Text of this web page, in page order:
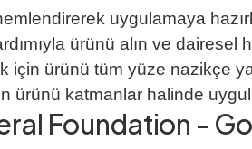
uygulamaya
ürünü alın ve
için ürünü tüm yüze nazikçe
ürünü katmanlar halinde
Foundation -